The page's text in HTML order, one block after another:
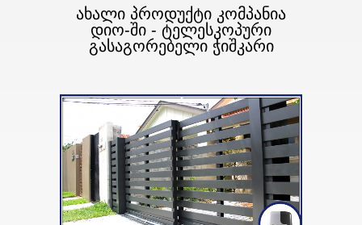
ᲐᲮᲐᲚᲘ ᲞᲠᲝᲓᲣᲥᲢᲘ ᲙᲝᲛᲞᲐᲜᲘᲐ
ᲓᲘᲝ-ᲨᲘ - ᲢᲔᲚᲔᲡᲙᲝᲞᲣᲠᲘ
ᲒᲐᲡᲐᲒᲝᲠᲔᲑᲔᲚᲘ ᲭᲘᲨᲙᲐᲠᲘ